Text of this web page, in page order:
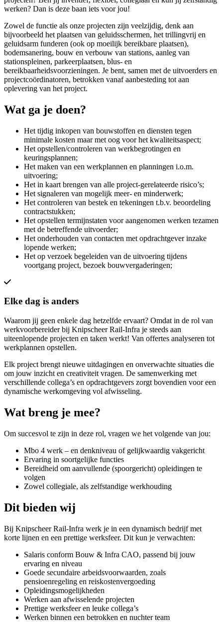
werken? Dan is deze baan iets voor jou!
Zowel de functie als onze projecten zijn veelzijdig, denk aan
bijvoorbeeld het plaatsen van geluidsschermen, het trillingvrij en
geluidsarm funderen (ook op moeilijk bereikbare plaatsen),
bodemsanering, bouw en verbouw van stations, aanleg van
stationspleinen, parkeerplaatsen, blus- en
bereikbaarheidsvoorzieningen. Je bent, samen met de uitvoerders en
projectcoördinatoren, betrokken vanaf aanbesteding tot aan
oplevering van het project.
Wat ga je doen?
Het tijdig inkopen van bouwstoffen en diensten tegen
minimale kosten maar met oog voor het kwaliteitsaspect;
Het opstellen/controleren van werkbegrotingen en
keuringsplannen;
Het maken van een werkplannen en planningen i.o.m.
uitvoering;
Het in kaart brengen van alle project-gerelateerde risico’s;
Het signaleren van mogelijk meer- en minderwerk;
Het controleren van bestek en tekeningen t.b.v. beoordeling
contractstukken;
Het opstellen termijnstaten voor aangenomen werken tezamen
met de betreffende uitvoerder;
Het onderhouden van contacten met opdrachtgever inzake
lopende werken;
Het op verzoek begeleiden van de uitvoering tijdens
voortgang project, bezoek bouwvergaderingen;
Elke dag is anders
Waarom jij geen enkele dag hetzelfde ervaart? Omdat in de rol van
werkvoorbereider bij Knipscheer Rail-Infra je steeds aan
uiteenlopende projecten en taken werkt! Van offertes analyseren tot
werkplannen opstellen.
Elk project brengt nieuwe uitdagingen en onverwachte situaties die
om jouw inzicht en creativiteit vragen. De samenwerking met
verschillende collega’s en opdrachtgevers zorgt bovendien voor een
dynamische werkomgeving vol afwisseling.
Wat breng je mee?
Om succesvol te zijn in deze rol, vragen we het volgende van jou:
Mbo 4 werk – en denkniveau of gelijkwaardig vakgericht
Ervaring in soortgelijke functies
Bereidheid om aanvullende (spoorgericht) opleidingen te
volgen
Zowel collegiale, als zelfstandige werkhouding
Dit bieden wij
Bij Knipscheer Rail-Infra werk je in een dynamisch bedrijf met
korte lijnen en een prettige werksfeer. Dit kun je verwachten:
Salaris conform Bouw & Infra CAO, passend bij jouw
ervaring en niveau
Goede secundaire arbeidsvoorwaarden, zoals
pensioenregeling en reiskostenvergoeding
Opleidingsmogelijkheden
Werken aan afwisselende projecten
Prettige werksfeer en leuke collega’s
Werken binnen een betrokken en nuchter team